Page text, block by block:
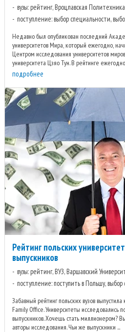
вузы: рейтинг, Вроцлавская
поступление: выбор специальности,
Недавно был опубликован последний
университетов Мира, который ежегодно,
Центром исследования университетов
университета Цзяо Тун. В рейтинге
подробнее
Рейтинг польских
выпускников
вузы: рейтинг, ВУЗ, Варшавский
поступление: поступить в Польшу, выбор
Забавный рейтинг польских вузов
Family Office. Университеты исследовались
выпускников. Хочешь стать миллионером?
авторы исследования. Чьи же выпускники ...